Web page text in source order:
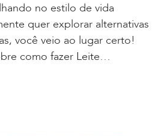
no estilo de vida
quer explorar alternativas
você veio ao lugar certo!
como fazer Leite…